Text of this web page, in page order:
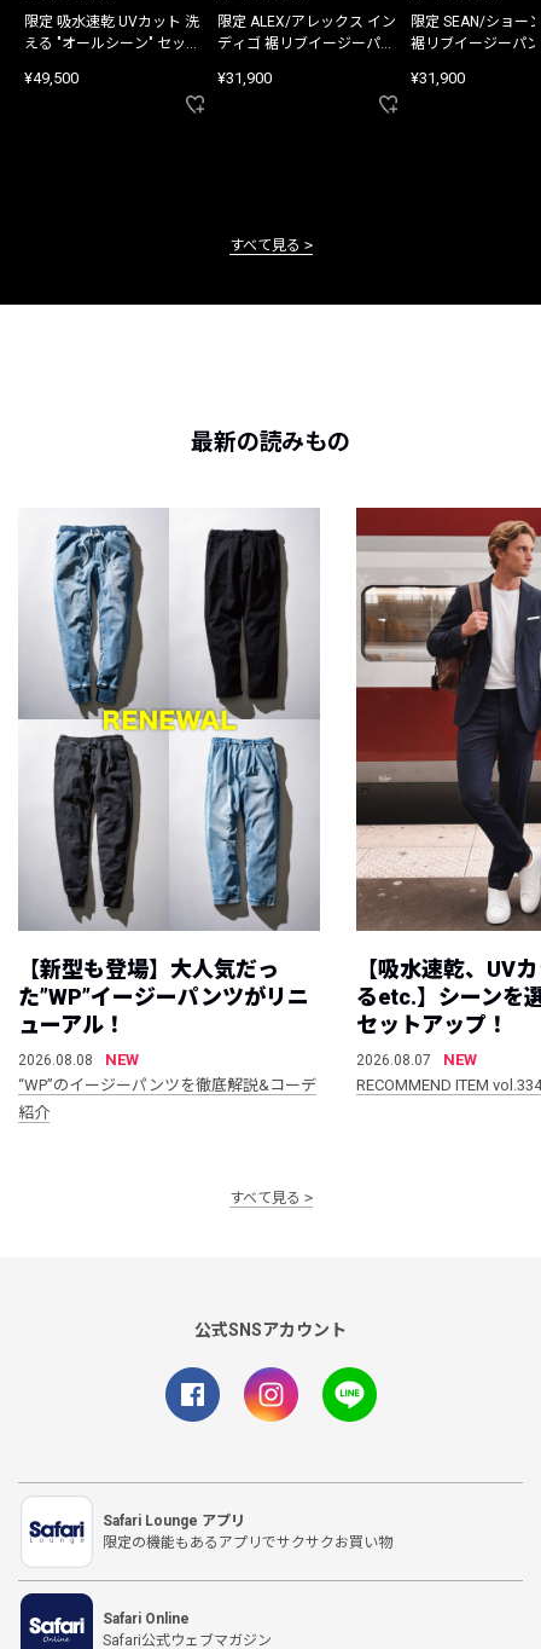
限定 吸水速乾 UVカット 洗
える "オールシーン" セット
¥49,500
限定 ALEX/アレックス イン
ディゴ 裾リブイージーパン
¥31,900
限定 SEAN/ショー
裾リブイージーパ
¥31,900
すべて見る
最新の読みもの
【新型も登場】大人気だっ
た”WP”イージーパンツがリニ
ューアル！
2026.08.08
NEW
“WP”のイージーパンツを徹底解説&コーデ
紹介
【吸水速乾、UV
るetc.】シーンを
セットアップ！
2026.08.07
NEW
RECOMMEND ITEM vol.334
すべて見る
公式SNSアカウント
Safari Lounge アプリ
限定の機能もあるアプリでサクサクお買い物
Safari Online
Safari公式ウェブマガジン